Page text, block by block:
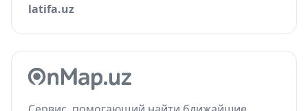
latifa.uz